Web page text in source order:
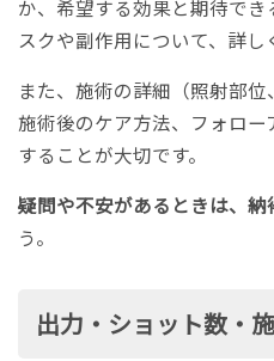
か、希望する効果と期待で
スクや副作用について、詳し
また、施術の詳細（照射部位
施術後のケア方法、フォロ
することが大切です。
疑問や不安があるときは、納
う。
出力・ショット数・